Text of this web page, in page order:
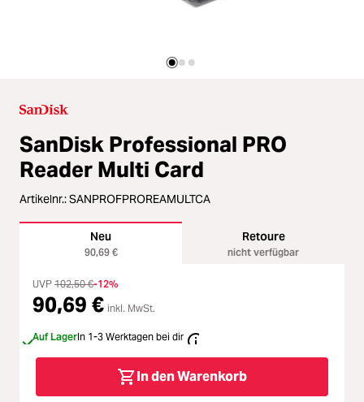
Zubehör
Loading...
Licht & Studio
Loading...
Bildbearbeitung
Ferngläser
Loading...
Second Hand
Loading...
SALE
SanDisk Professional PRO
Reader Multi Card
Artikelnr.:SANPROFPROREAMULTCA
Neu
90,69 €
Retoure
nicht verfügbar
UVP 102,50 €-12%
90,69 € inkl. MwSt.
Auf LagerIn 1-3 Werktagen bei dir
In den Warenkorb